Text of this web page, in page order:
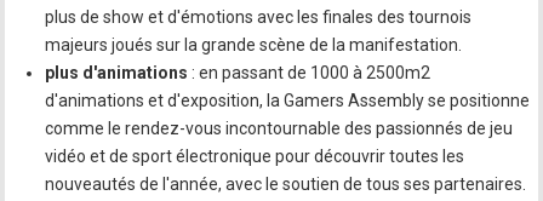
plus de show et d'émotions avec les finales des tournois
majeurs joués sur la grande scène de la manifestation.
plus d'animations : en passant de 1000 à 2500m2
d'animations et d'exposition, la Gamers Assembly se positionne
comme le rendez-vous incontournable des passionnés de jeu
vidéo et de sport électronique pour découvrir toutes les
nouveautés de l'année, avec le soutien de tous ses partenaires.